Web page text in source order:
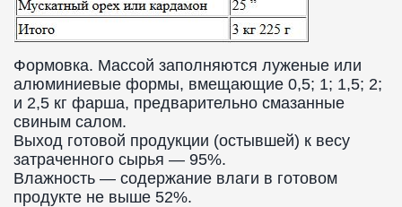
Формовка. Массой заполняются луженые или
алюминиевые формы, вмещающие 0,5; 1; 1,5; 2;
и 2,5 кг фарша, предварительно смазанные
свиным салом.
Выход готовой продукции (остывшей) к весу
затраченного сырья — 95%.
Влажность — содержание влаги в готовом
продукте не выше 52%.